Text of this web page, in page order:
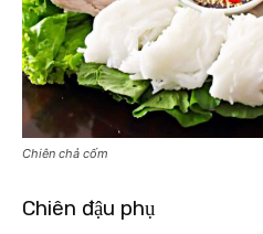
Chiên chả cốm
Chiên đậu phụ